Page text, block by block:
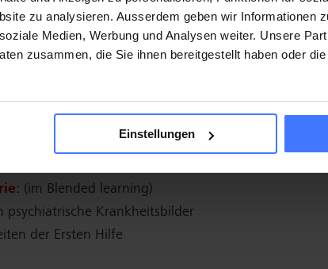
zu analysieren. Ausserdem geben wir Informationen
Medien, Werbung und Analysen weiter. Unsere
zusammen, die Sie ihnen bereitgestellt haben oder
Einstellungen
vertieft mit psychiatrischen Notfällen auseinander
die Wichtigkeit des Selbsschutzes
Unterstützungsangebote
(im Blended learning)
psychiatrische Krankheitsbilder
der Ersten Hilfe